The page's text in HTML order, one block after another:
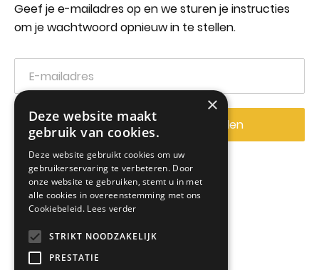
Geef je e-mailadres op en we sturen je instructies
om je wachtwoord opnieuw in te stellen.
wachtwoord opnieuw instellen
×
Deze website maakt
gebruik van cookies.
Deze website gebruikt cookies om uw
gebruikerservaring te verbeteren. Door
onze website te gebruiken, stemt u in met
alle cookies in overeenstemming met ons
Cookiebeleid. Lees verder
STRIKT NOODZAKELIJK
PRESTATIE